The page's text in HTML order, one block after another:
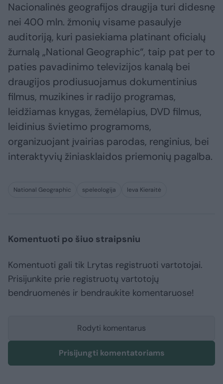
Nacionalinės geografijos draugija turi didesnę
nei 400 mln. žmonių visame pasaulyje
auditoriją, kuri pasiekiama platinant oficialų
žurnalą „National Geographic“, taip pat per to
paties pavadinimo televizijos kanalą bei
draugijos prodiusuojamus dokumentinius
filmus, muzikines ir radijo programas,
leidžiamas knygas, žemėlapius, DVD filmus,
leidinius švietimo programoms,
organizuojant įvairias parodas, renginius, bei
interaktyvių žiniasklaidos priemonių pagalba.
National Geographic speleologija Ieva Kieraitė
Komentuoti po šiuo straipsniu
Komentuoti gali tik Lrytas registruoti vartotojai.
Prisijunkite prie registruotų vartotojų
bendruomenės ir bendraukite komentaruose!
Rodyti komentarus
Prisijungti komentatoriams